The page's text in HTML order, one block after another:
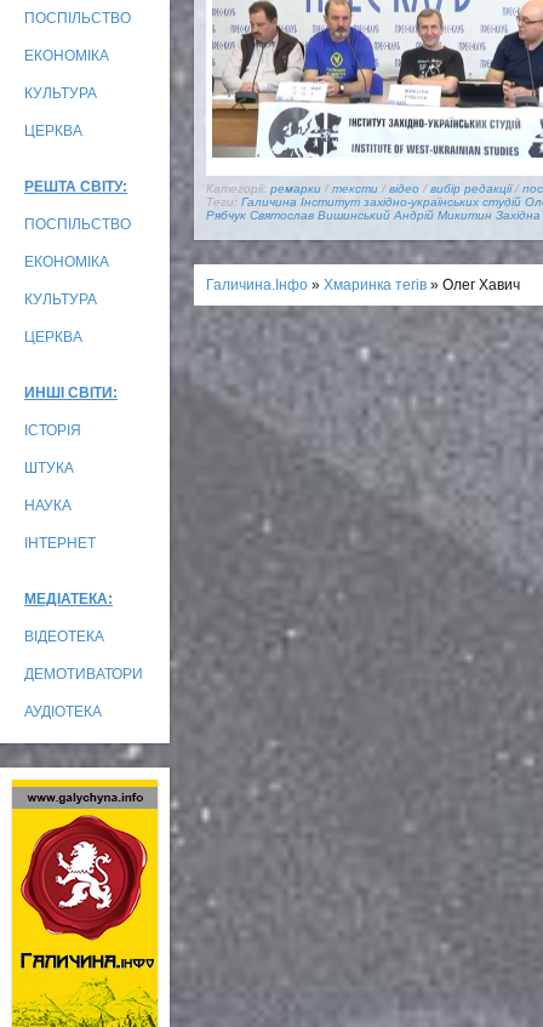
ПОСПІЛЬСТВО
ЕКОНОМІКА
КУЛЬТУРА
ЦЕРКВА
РЕШТА СВІТУ:
ПОСПІЛЬСТВО
ЕКОНОМІКА
КУЛЬТУРА
ЦЕРКВА
ИНШІ СВІТИ:
ІСТОРІЯ
ШТУКА
НАУКА
ІНТЕРНЕТ
МЕДІАТЕКА:
ВІДЕОТЕКА
ДЕМОТИВАТОРИ
АУДІОТЕКА
Категорії: ремарки /тексти /відео /вибір редакції/
Теги: Галичина Інститут західно-українських студій
Рябчук Святослав Вишинський Андрій Микитин
Галичина.Інфо » Хмаринка тегів » Олег Хавич